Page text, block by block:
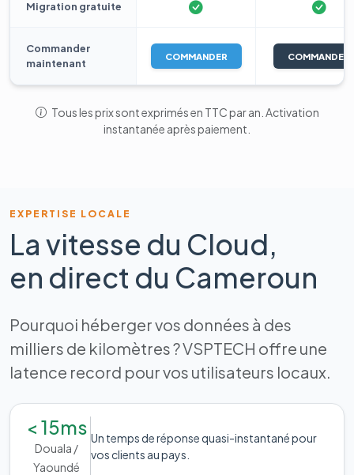
Migration gratuite
Commander
maintenant
COMMANDER COMMANDER
Tous les prix sont exprimés en TTC par an. Activation
instantanée après paiement.
EXPERTISE LOCALE
La vitesse du Cloud,
en direct du Cameroun
Pourquoi héberger vos données à des
milliers de kilomètres ? VSPTECH offre une
latence record pour vos utilisateurs locaux.
< 15ms
Douala /
Yaoundé
Un temps de réponse quasi-instantané pour
vos clients au pays.